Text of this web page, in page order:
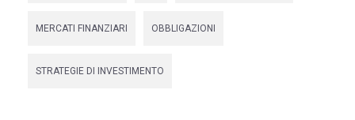
MERCATI FINANZIARI OBBLIGAZIONI
STRATEGIE DI INVESTIMENTO